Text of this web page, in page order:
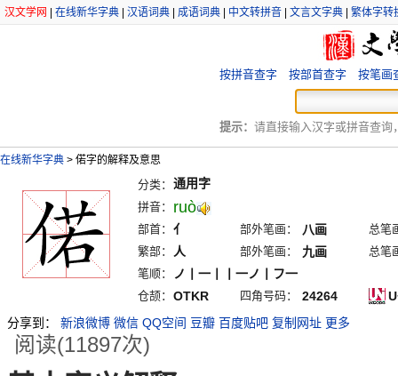
汉文学网 在线新华字典 汉语词典 成语词典 中文转拼音 文言文字典 繁体字转
按拼音查字 按部首查字 按笔画
提示： 请直接输入汉字或拼音查询
在线新华字典 > 偌字的解释及意思
分类： 通用字
拼音： ruò
部首： 亻 部外笔画： 八画
总笔
繁部：
人 部外笔画： 九画
总笔
笔顺：
ノ丨一丨丨一ノ丨フ一
仓颉： OTKR 四角号码： 24264
分享到：
新浪微博 微信 QQ空间 豆瓣 百度贴吧 复制网址 更多
阅读(11897次)